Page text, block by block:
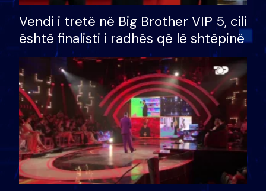
Vendi i tretë në Big Brother VIP 5, cili
është finalisti i radhës që lë shtëpinë